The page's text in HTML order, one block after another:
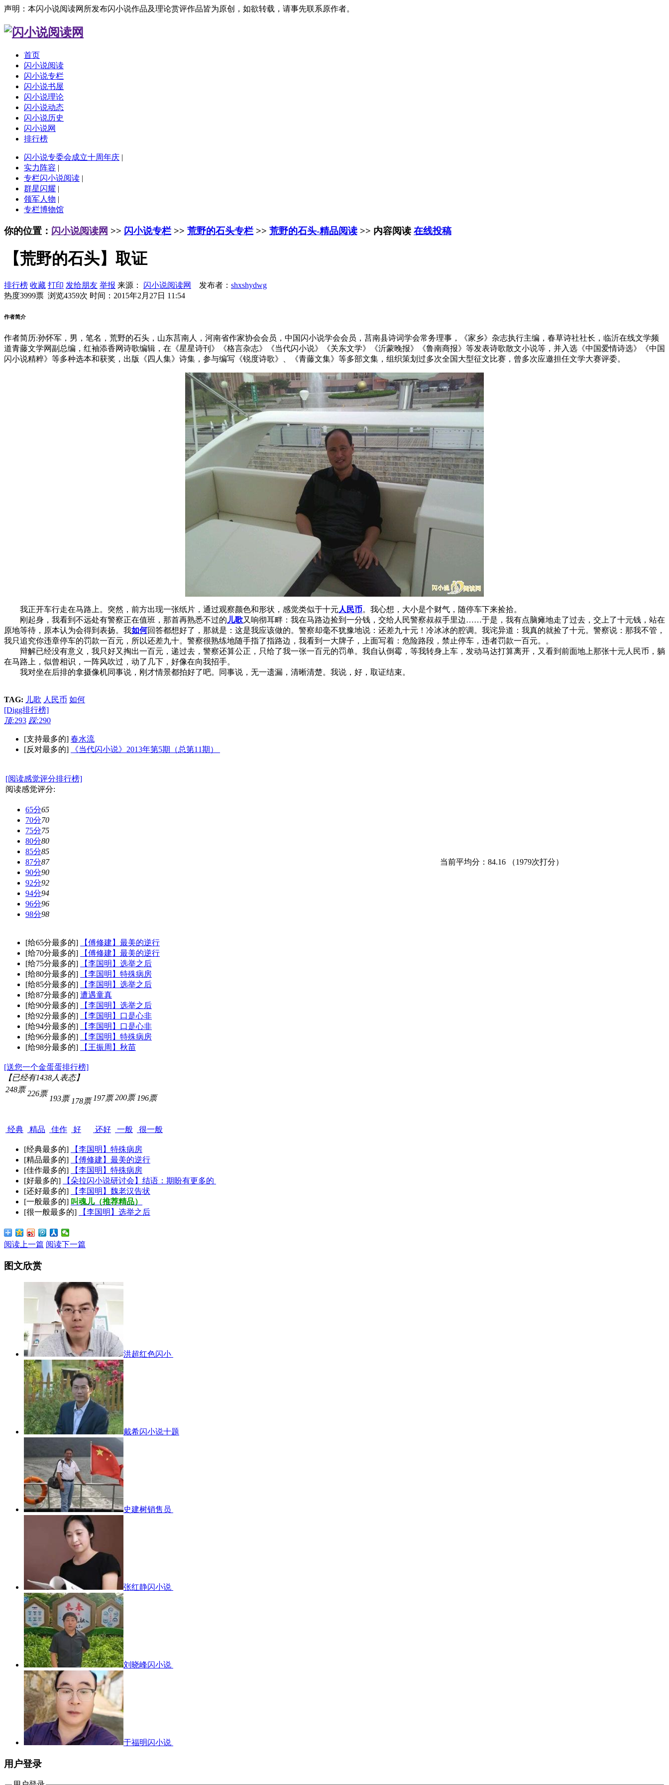
声明：本闪小说阅读网所发布闪小说作品及理论赏评作品皆为原创，如欲转载，请事先联系原作者。
首页
闪小说阅读
闪小说专栏
闪小说书屋
闪小说理论
闪小说动态
闪小说历史
闪小说网
排行榜
闪小说专委会成立十周年庆 |
实力阵容 |
专栏闪小说阅读 |
群星闪耀 |
领军人物 |
专栏博物馆
你的位置： 闪小说阅读网 >> 闪小说专栏 >> 荒野的石头专栏 >> 荒野的石头-精品阅读 >> 内容阅读 在线投稿
【荒野的石头】取证
排行榜 收藏 打印 发给朋友 举报 来源： 闪小说阅读网 发布者： shxshydwg
热度3999票 浏览4359次 时间：2015年2月27日 11:54
作者简介
作者简历:孙怀军，男，笔名，荒野的石头，山东莒南人，河南省作家协会会员，中国闪小说学会会员，莒南县诗词学会常务理事，《家乡》杂志执行主编，春草诗社社长，临沂在线文学频
道青藤文学网副总编，红袖添香网诗歌编辑，在《星星诗刊》《格言杂志》《当代闪小说》《关东文学》《沂蒙晚报》《鲁南商报》等发表诗歌散文小说等，并入选《中国爱情诗选》《中国
闪小说精粹》等多种选本和获奖，出版《四人集》诗集，参与编写《锐度诗歌》、《青藤文集》等多部文集，组织策划过多次全国大型征文比赛，曾多次应邀担任文学大赛评委。
我正开车行走在马路上。突然，前方出现一张纸片，通过观察颜色和形状，感觉类似于十元 人民币。我心想，大小是个财气，随停车下来捡拾。
刚起身，我看到不远处有警察正在值班，那首再熟悉不过的 儿歌又响彻耳畔：我在马路边捡到一分钱，交给人民警察叔叔手里边……于是，我有点脑瘫地走了过去，交上了十元钱，站在
原地等待，原本认为会得到表扬。我如何回答都想好了，那就是：这是我应该做的。警察却毫不犹豫地说：还差九十元！冷冰冰的腔调。我诧异道：我真的就捡了十元。警察说：那我不管，
我只追究你违章停车的罚款一百元，所以还差九十。警察很熟练地随手指了指路边，我看到一大牌子，上面写着：危险路段，禁止停车，违者罚款一百元。。
辩解已经没有意义，我只好又掏出一百元，递过去，警察还算公正，只给了我一张一百元的罚单。我自认倒霉，等我转身上车，发动马达打算离开，又看到前面地上那张十元人民币，躺
在马路上，似曾相识，一阵风吹过，动了几下，好像在向我招手。
我对坐在后排的拿摄像机同事说，刚才情景都拍好了吧。同事说，无一遗漏，清晰清楚。我说，好，取证结束。
TAG: 儿歌 人民币 如何
[Digg排行榜]
顶:293 踩:290
[支持最多的] 春水流
[反对最多的]
《当代闪小说》2013年第5期（总第11期）
[阅读感觉评分排行榜]
阅读感觉评分:
65分65
70分70
75分75
80分80
85分85
87分87
90分90
92分92
94分94
96分96
98分98
当前平均分： 84.16 （1979次打分）
[给65分最多的]
【傅修建】最美的逆行
[给70分最多的]
【傅修建】最美的逆行
[给75分最多的]
【李国明】选举之后
[给80分最多的]
【李国明】特殊病房
[给85分最多的]
【李国明】选举之后
[给87分最多的] 遭遇童真
[给90分最多的]
【李国明】选举之后
[给92分最多的]
【李国明】口是心非
[给94分最多的]
【李国明】口是心非
[给96分最多的]
【李国明】特殊病房
[给98分最多的]
【王振周】秋苗
[送您一个金蛋蛋排行榜]
【已经有1438 人表态】
248票
经典
226票
精品
193票
佳作
178票
好
197票
还好
200票
一般
196票
很一般
[经典最多的]
【李国明】特殊病房
[精品最多的]
【傅修建】最美的逆行
[佳作最多的]
【李国明】特殊病房
[好最多的]
【朵拉闪小说研讨会】结语：期盼有更多的
[还好最多的]
【李国明】魏老汉告状
[一般最多的] 叫魂儿（推荐精品）
[很一般最多的]
【李国明】选举之后
阅读上一篇 阅读下一篇
图文欣赏
洪超红色闪小
戴希闪小说十题
史建树销售员
张红静闪小说
刘晓峰闪小说
于福明闪小说
用户登录